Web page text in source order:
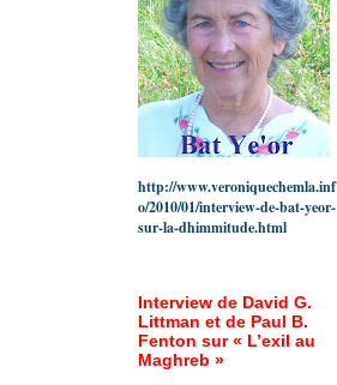
http://www.veroniquechemla.inf
o/2010/01/interview-de-bat-yeor-
sur-la-dhimmitude.html
Interview de David G.
Littman et de Paul B.
Fenton sur « L’exil au
Maghreb »